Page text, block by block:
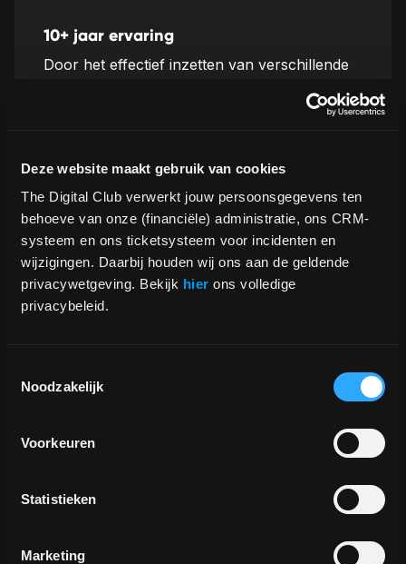
Deze website maakt gebruik van cookies
The Digital Club verwerkt jouw persoonsgegevens ten
behoeve van onze (financiële) administratie, ons CRM-
systeem en ons ticketsysteem voor incidenten en
wijzigingen. Daarbij houden wij ons aan de geldende
privacywetgeving. Bekijk hier ons volledige
privacybeleid.
Noodzakelijk
Voorkeuren
Statistieken
Marketing
10+ jaar ervaring
Door het effectief inzetten van verschillende
kanalen en 10+ jaar ervaring in app marketing
realiseren wij een gemiddelde groei van 165%.
Neem contact op
Werkwijze
evalueren we de voortgang en passen we